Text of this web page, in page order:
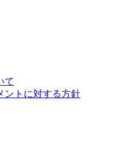
て
ントに対する方針